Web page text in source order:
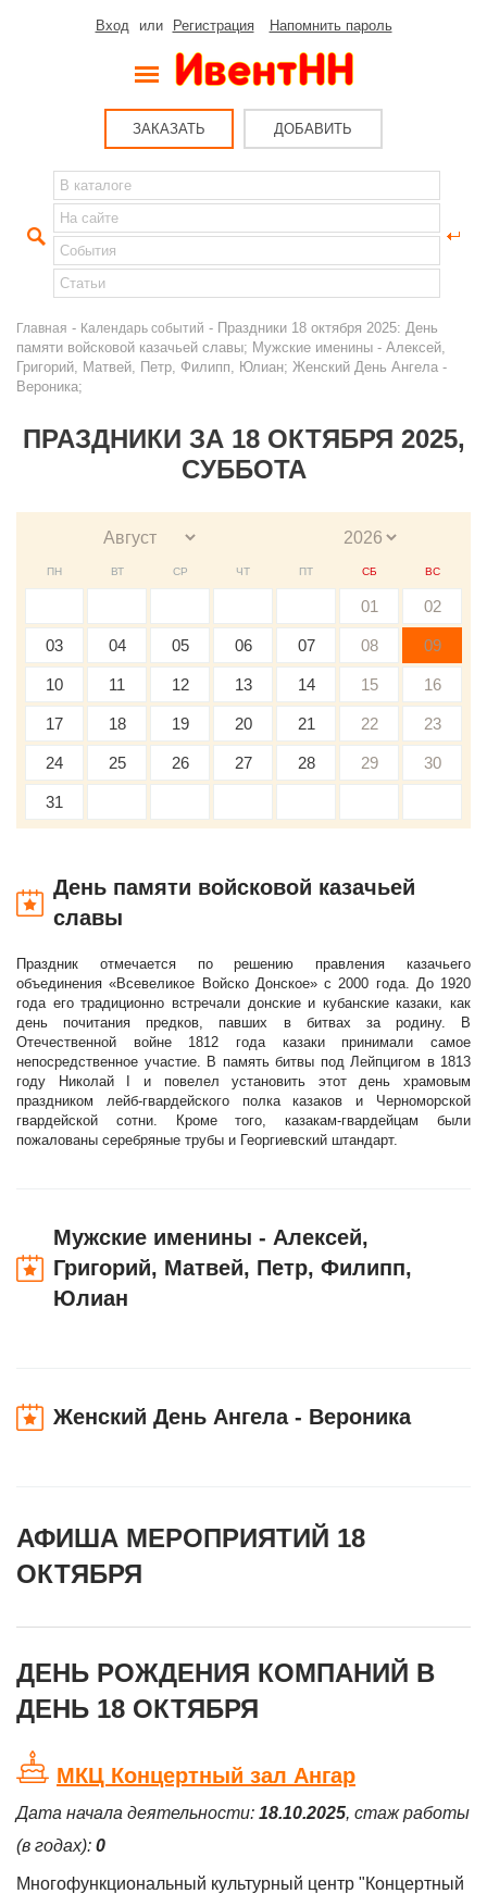
Вход или Регистрация Напомнить пароль
ЗАКАЗАТЬ ДОБАВИТЬ
Главная - Календарь событий - Праздники 18 октября 2025: День
памяти войсковой казачьей славы; Мужские именины - Алексей,
Григорий, Матвей, Петр, Филипп, Юлиан; Женский День Ангела -
Вероника;
ПРАЗДНИКИ ЗА 18 ОКТЯБРЯ 2025,
СУББОТА
ПН ВТ СР ЧТ ПТ СБ ВС
01 02
03 04 05 06 07 08 09
10 11 12 13 14 15 16
17 18 19 20 21 22 23
24 25 26 27 28 29 30
31
День памяти войсковой казачьей
славы
Праздник отмечается по решению правления казачьего
объединения «Всевеликое Войско Донское» с 2000 года. До 1920
года его традиционно встречали донские и кубанские казаки, как
день почитания предков, павших в битвах за родину. В
Отечественной войне 1812 года казаки принимали самое
непосредственное участие. В память битвы под Лейпцигом в 1813
году Николай I и повелел установить этот день храмовым
праздником лейб-гвардейского полка казаков и Черноморской
гвардейской сотни. Кроме того, казакам-гвардейцам были
пожалованы серебряные трубы и Георгиевский штандарт.
Мужские именины - Алексей,
Григорий, Матвей, Петр, Филипп,
Юлиан
Женский День Ангела - Вероника
АФИША МЕРОПРИЯТИЙ 18
ОКТЯБРЯ
ДЕНЬ РОЖДЕНИЯ КОМПАНИЙ В
ДЕНЬ 18 ОКТЯБРЯ
МКЦ Концертный зал Ангар
Дата начала деятельности: 18.10.2025, стаж работы
(в годах): 0
Многофункциональный культурный центр "Концертный